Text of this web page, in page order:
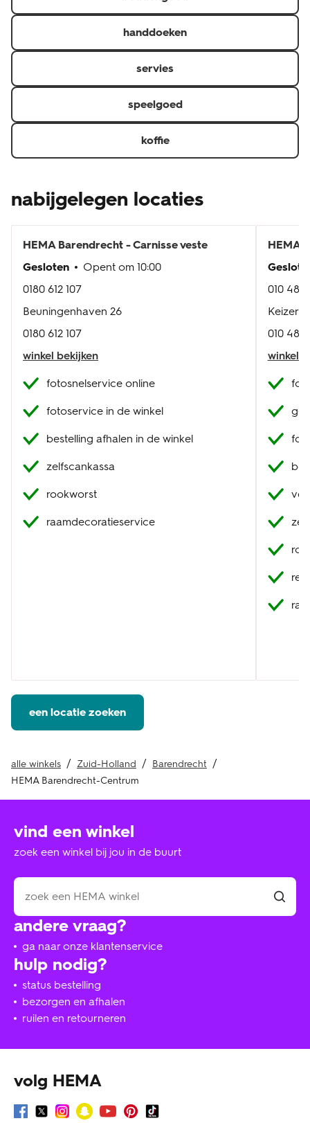
handdoeken
servies
speelgoed
koffie
nabijgelegen locaties
HEMA Barendrecht - Carnisse veste
Gesloten
Opent om 10:00
0180 612 107
Beuningenhaven 26
0180 612 107
winkel bekijken
fotosnelservice online
fotoservice in de winkel
bestelling afhalen in de winkel
zelfscankassa
rookworst
raamdecoratieservice
HEMA
010 482
010 482
winkel
een locatie zoeken
alle winkels Zuid-Holland
Barendrecht
HEMA Barendrecht-Centrum
hulp nodig?
status bestelling
bezorgen en afhalen
ruilen en retourneren
andere vraag?
ga naar onze klantenservice
vind een winkel
zoek een winkel bij jou in de buurt
volg HEMA